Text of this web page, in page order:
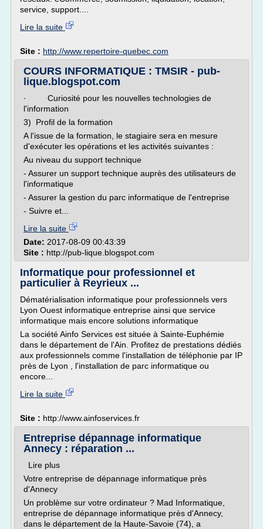
service, support....
Lire la suite
Site : http://www.repertoire-quebec.com
COURS INFORMATIQUE : TMSIR - pub-
lique.blogspot.com
· Curiosité pour les nouvelles technologies de
l'information
3) Profil de la formation
A l'issue de la formation, le stagiaire sera en mesure
d'exécuter les opérations et les activités suivantes :
Au niveau du support technique
- Assurer un support technique auprès des utilisateurs de
l'informatique
- Assurer la gestion du parc informatique de l'entreprise
- Suivre et...
Lire la suite
Date: 2017-08-09 00:43:39
Site : http://pub-lique.blogspot.com
Informatique pour professionnel et
particulier à Reyrieux ...
Dématérialisation informatique pour professionnels vers
Lyon Ouest informatique entreprise ainsi que service
informatique mais encore solutions informatique
La société Ainfo Services est située à Sainte-Euphémie
dans le département de l'Ain. Profitez de prestations dédiés
aux professionnels comme l'installation de téléphonie par IP
près de Lyon , l'installation de parc informatique ou
encore...
Lire la suite
Site : http://www.ainfoservices.fr
Entreprise dépannage informatique
Annecy : réparation ...
Lire plus
Votre entreprise de dépannage informatique près
d'Annecy
Un problème sur votre ordinateur ? Mad Informatique,
entreprise de dépannage informatique près d'Annecy,
dans le département de la Haute-Savoie (74), a